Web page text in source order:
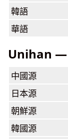
韓語
華語
Unihan —
中國源
日本源
朝鮮源
韓國源